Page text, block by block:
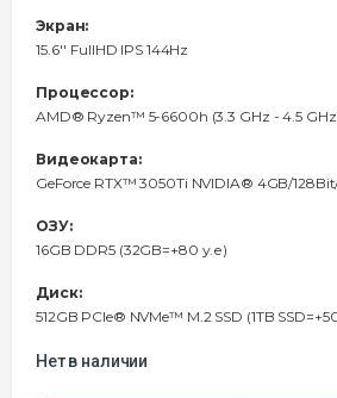
Экран:
15.6'' FullHD IPS 144Hz
Процессор:
AMD® Ryzen™ 5-6600h (3.3 GHz - 4.5
Видеокарта:
GeForce RTX™ 3050Ti NVIDIA® 4GB/
ОЗУ:
16GB DDR5 (32GB=+80 у.е)
Диск:
512GB PCIe® NVMe™ M.2 SSD (1TB
Нет в наличии